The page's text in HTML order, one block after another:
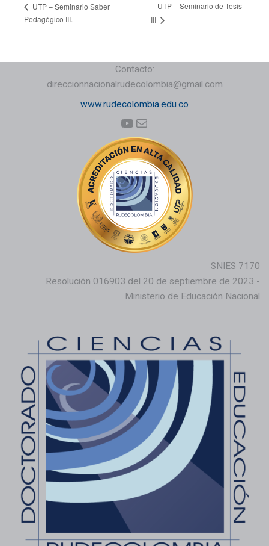
UTP – Seminario Saber
Pedagógico III.
UTP – Seminario de Tesis
III
Contacto:
direccionnacionalrudecolombia@gmail.com
www.rudecolombia.edu.co
YouTube
Correo electrónico
SNIES 7170
Resolución 016903 del 20 de septiembre de 2023 -
Ministerio de Educación Nacional